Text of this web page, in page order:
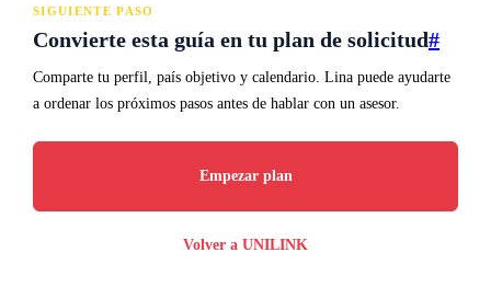
SIGUIENTE PASO
Convierte esta guía en tu plan de solicitud#
Comparte tu perfil, país objetivo y calendario. Lina puede ayudarte
a ordenar los próximos pasos antes de hablar con un asesor.
Empezar plan
Volver a UNILINK